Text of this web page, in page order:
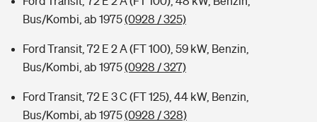
Bus/Kombi, ab 1975(0928 / 325)
Ford Transit, 72 E 2 A (FT 100), 59 kW, Benzin,
Bus/Kombi, ab 1975(0928 / 327)
Ford Transit, 72 E 3 C (FT 125), 44 kW, Benzin,
Bus/Kombi, ab 1975(0928 / 328)